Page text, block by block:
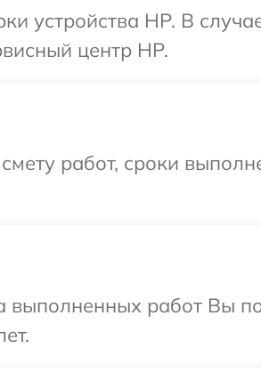
устройства HP. В
центр HP.
работ, сроки
выполненных работ Вы